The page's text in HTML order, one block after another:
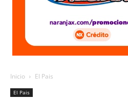
Inicio El Pais
El Pais